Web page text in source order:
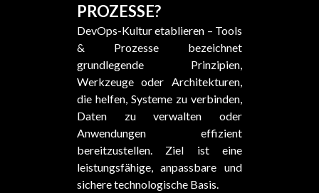
PROZESSE?
DevOps-Kultur etablieren – Tools
& Prozesse bezeichnet
grundlegende Prinzipien,
Werkzeuge oder Architekturen,
die helfen, Systeme zu verbinden,
Daten zu verwalten oder
Anwendungen effizient
bereitzustellen. Ziel ist eine
leistungsfähige, anpassbare und
sichere technologische Basis.